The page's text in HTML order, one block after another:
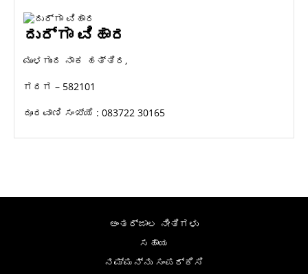
ದುರ್ಗಾ ವಿಹಾರ
ಮುಳಗುಂದ ನಾಕ ಹತ್ತಿರ,
ಗದಗ – 582101
ದೂರವಾಣಿ ಸಂಖ್ಯೆ : 083722 30165
ಅಂತರ್ಜಾಲ ನೀತಿಗಳು
ಸಹಾಯ
ನಮ್ಮನ್ನು ಸಂಪರ್ಕಿಸಿ